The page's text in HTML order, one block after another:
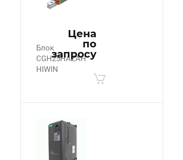
Блок
CGH25HAZAH
HIWIN
Цена
по
запросу